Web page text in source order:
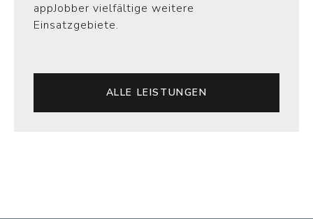
appJobber vielfältige weitere
Einsatzgebiete.
ALLE LEISTUNGEN